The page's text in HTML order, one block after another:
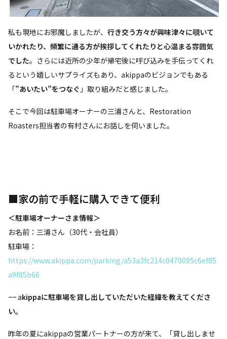
私も現地にお邪魔しましたが、 行き交う方々が興味津々に覗いて
いかれたり、頻繁に通る方が挨拶してくれたりと心温まる雰囲気
でした。さらには近所の少年が帰宅後に呼び込みを手伝ってくれ
るという嬉しいサプライズもあり、akippaのビジョンでもある
「”あいたい”をつなぐ 」取り組みだと感じました。
そこで今回は駐車場オーナーの三浦さんと、Restoration
Roasters担当者の有村さんにお話しを伺いました。
■家の前で手軽に購入できて便利
＜駐車場オーナーさま情報＞
お名前：三浦さん（30代・会社員）
駐車場：
https://www.akippa.com/parking/a53a3fc214c0470095c6ef85
a9f85b66
−−akippaに駐車場を貸し出していただいた経緯を教えてくださ
い。
昨年の夏にakippaの営業パートナーの方が来て、「貸し出しませ